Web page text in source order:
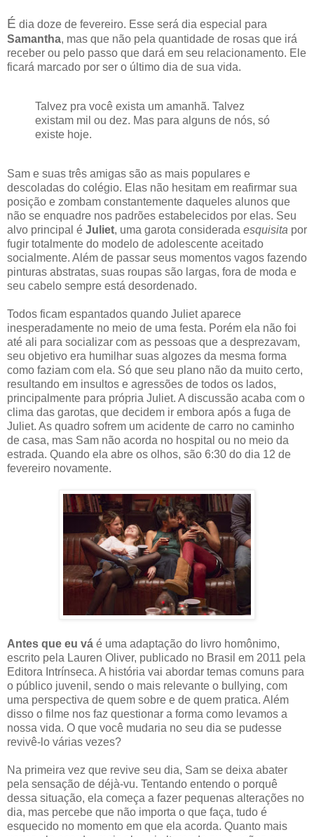
É dia doze de fevereiro. Esse será dia especial para
Samantha, mas que não pela quantidade de rosas que irá
receber ou pelo passo que dará em seu relacionamento. Ele
ficará marcado por ser o último dia de sua vida.
Talvez pra você exista um amanhã. Talvez
existam mil ou dez. Mas para alguns de nós, só
existe hoje.
Sam e suas três amigas são as mais populares e
descoladas do colégio. Elas não hesitam em reafirmar sua
posição e zombam constantemente daqueles alunos que
não se enquadre nos padrões estabelecidos por elas. Seu
alvo principal é Juliet, uma garota considerada esquisita por
fugir totalmente do modelo de adolescente aceitado
socialmente. Além de passar seus momentos vagos fazendo
pinturas abstratas, suas roupas são largas, fora de moda e
seu cabelo sempre está desordenado.
Todos ficam espantados quando Juliet aparece
inesperadamente no meio de uma festa. Porém ela não foi
até ali para socializar com as pessoas que a desprezavam,
seu objetivo era humilhar suas algozes da mesma forma
como faziam com ela. Só que seu plano não da muito certo,
resultando em insultos e agressões de todos os lados,
principalmente para própria Juliet. A discussão acaba com o
clima das garotas, que decidem ir embora após a fuga de
Juliet. As quadro sofrem um acidente de carro no caminho
de casa, mas Sam não acorda no hospital ou no meio da
estrada. Quando ela abre os olhos, são 6:30 do dia 12 de
fevereiro novamente.
Antes que eu vá é uma adaptação do livro homônimo,
escrito pela Lauren Oliver, publicado no Brasil em 2011 pela
Editora Intrínseca. A história vai abordar temas comuns para
o público juvenil, sendo o mais relevante o bullying, com
uma perspectiva de quem sobre e de quem pratica. Além
disso o filme nos faz questionar a forma como levamos a
nossa vida. O que você mudaria no seu dia se pudesse
revivê-lo várias vezes?
Na primeira vez que revive seu dia, Sam se deixa abater
pela sensação de déjà-vu. Tentando entendo o porquê
dessa situação, ela começa a fazer pequenas alterações no
dia, mas percebe que não importa o que faça, tudo é
esquecido no momento em que ela acorda. Quanto mais